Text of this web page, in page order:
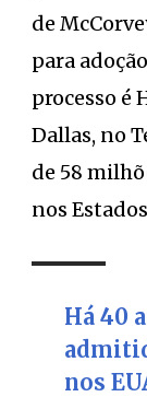
de
para
processo é
Dallas, no
de 58
nos
Há 40
nos